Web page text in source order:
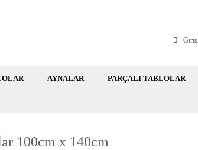
Giriş
AYNALAR PARÇALI TABLOLAR
100cm x 140cm